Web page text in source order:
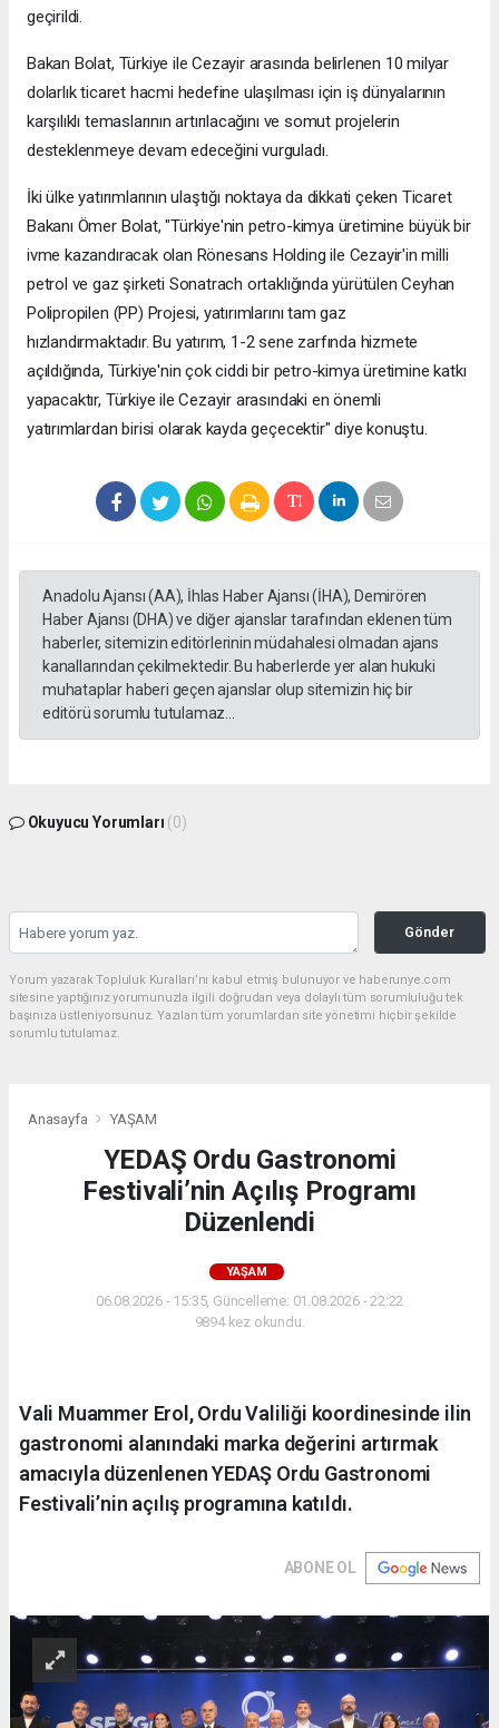
geçirildi.
Bakan Bolat, Türkiye ile Cezayir arasında belirlenen 10 milyar
dolarlık ticaret hacmi hedefine ulaşılması için iş dünyalarının
karşılıklı temaslarının artırılacağını ve somut projelerin
desteklenmeye devam edeceğini vurguladı.
İki ülke yatırımlarının ulaştığı noktaya da dikkati çeken Ticaret
Bakanı Ömer Bolat, "Türkiye'nin petro-kimya üretimine büyük bir
ivme kazandıracak olan Rönesans Holding ile Cezayir'in milli
petrol ve gaz şirketi Sonatrach ortaklığında yürütülen Ceyhan
Polipropilen (PP) Projesi, yatırımlarını tam gaz
hızlandırmaktadır. Bu yatırım, 1-2 sene zarfında hizmete
açıldığında, Türkiye'nin çok ciddi bir petro-kimya üretimine katkı
yapacaktır, Türkiye ile Cezayir arasındaki en önemli
yatırımlardan birisi olarak kayda geçecektir" diye konuştu.
Anadolu Ajansı (AA), İhlas Haber Ajansı (İHA), Demirören
Haber Ajansı (DHA) ve diğer ajanslar tarafından eklenen tüm
haberler, sitemizin editörlerinin müdahalesi olmadan ajans
kanallarından çekilmektedir. Bu haberlerde yer alan hukuki
muhataplar haberi geçen ajanslar olup sitemizin hiç bir
editörü sorumlu tutulamaz...
Okuyucu Yorumları (0)
Gönder
Yorum yazarak Topluluk Kuralları’nı kabul etmiş bulunuyor ve haberunye.com
sitesine yaptığınız yorumunuzla ilgili doğrudan veya dolaylı tüm sorumluluğu tek
başınıza üstleniyorsunuz. Yazılan tüm yorumlardan site yönetimi hiçbir şekilde
sorumlu tutulamaz.
Anasayfa YAŞAM
YEDAŞ Ordu Gastronomi
Festivali’nin Açılış Programı
Düzenlendi
YAŞAM
06.08.2026 - 15:35, Güncelleme: 01.08.2026 - 22:22
9894 kez okundu.
Vali Muammer Erol, Ordu Valiliği koordinesinde ilin
gastronomi alanındaki marka değerini artırmak
amacıyla düzenlenen YEDAŞ Ordu Gastronomi
Festivali’nin açılış programına katıldı.
ABONE OL